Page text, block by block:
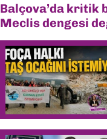
Balçova’da kritik
Meclis dengesi